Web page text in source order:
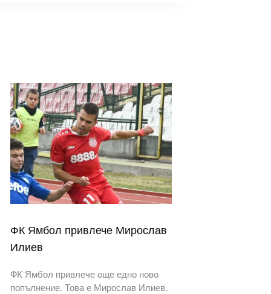
ФК Ямбол привлече Мирослав
Илиев
ФК Ямбол привлече още едно ново
попълнение. Това е Мирослав Илиев.